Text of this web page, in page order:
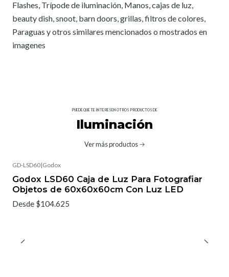
Flashes, Trípode de iluminación, Manos, cajas de luz,
beauty dish, snoot, barn doors, grillas, filtros de colores,
Paraguas y otros similares mencionados o mostrados en
imagenes
PUEDE QUE TE INTERESEN OTROS PRODUCTOS DE
Iluminación
Ver más productos
GD-LSD60|Godox
Godox LSD60 Caja de Luz Para Fotografiar
Objetos de 60x60x60cm Con Luz LED
Desde $104.625